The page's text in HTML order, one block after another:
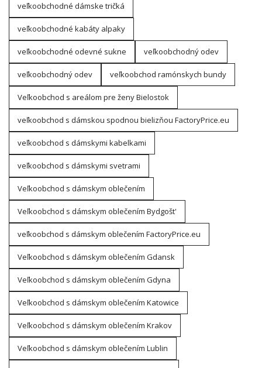
veľkoobchodné dámske tričká
veľkoobchodné kabáty alpaky
veľkoobchodné odevné sukne veľkoobchodný odev
veľkoobchodný odev veľkoobchod ramónskych bundy
Veľkoobchod s areálom pre ženy Bielostok
veľkoobchod s dámskou spodnou bielizňou FactoryPrice.eu
veľkoobchod s dámskymi kabelkami
veľkoobchod s dámskymi svetrami
Veľkoobchod s dámskym oblečením
Veľkoobchod s dámskym oblečením Bydgošt'
veľkoobchod s dámskym oblečením FactoryPrice.eu
Veľkoobchod s dámskym oblečením Gdansk
Veľkoobchod s dámskym oblečením Gdyna
Veľkoobchod s dámskym oblečením Katowice
Veľkoobchod s dámskym oblečením Krakov
Veľkoobchod s dámskym oblečením Lublin